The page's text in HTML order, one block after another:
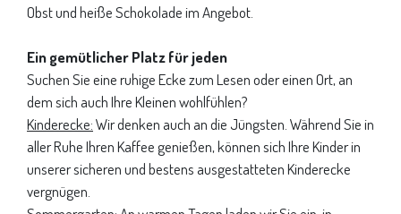
Obst und heiße Schokolade im Angebot.
Ein gemütlicher Platz für jeden
Suchen Sie eine ruhige Ecke zum Lesen oder einen Ort, an
dem sich auch Ihre Kleinen wohlfühlen?
Kinderecke:Wir denken auch an die Jüngsten. Während Sie in
aller Ruhe Ihren Kaffee genießen, können sich Ihre Kinder in
unserer sicheren und bestens ausgestatteten Kinderecke
vergnügen.